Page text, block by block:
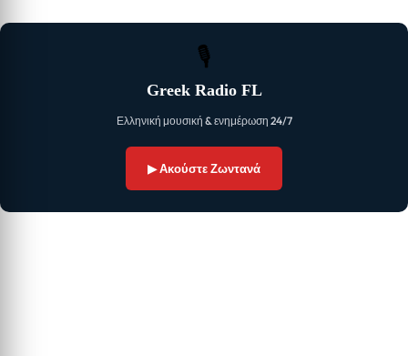
🎙
Greek Radio FL
Ελληνική μουσική & ενημέρωση 24/7
▶ Ακούστε Ζωντανά